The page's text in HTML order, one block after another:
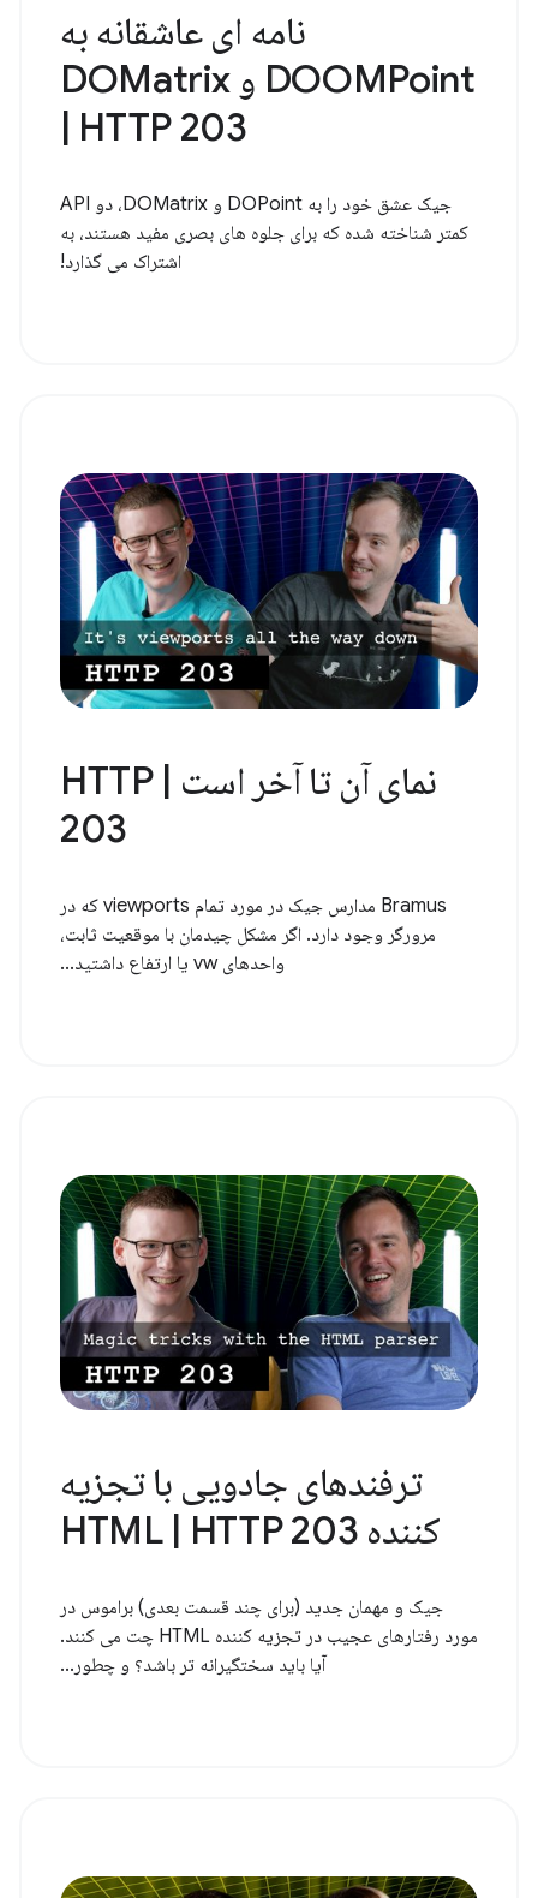
نامه ای عاشقانه به
DOOMPoint و DOMatrix
| HTTP 203
جیک عشق خود را به DOPoint و DOMatrix، دو API
کمتر شناخته شده که برای جلوه های بصری مفید هستند، به
اشتراک می گذارد!
نمای آن تا آخر است | HTTP
203
Bramus مدارس جیک در مورد تمام viewports که در
مرورگر وجود دارد. اگر مشکل چیدمان با موقعیت ثابت،
واحدهای vw یا ارتفاع داشتید...
ترفندهای جادویی با تجزیه
کننده HTML | HTTP 203
جیک و مهمان جدید (برای چند قسمت بعدی) براموس در
مورد رفتارهای عجیب در تجزیه کننده HTML چت می کنند.
آیا باید سختگیرانه تر باشد؟ و چطور...